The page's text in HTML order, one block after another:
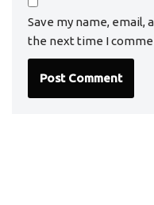
Save my name, email,
the next time I